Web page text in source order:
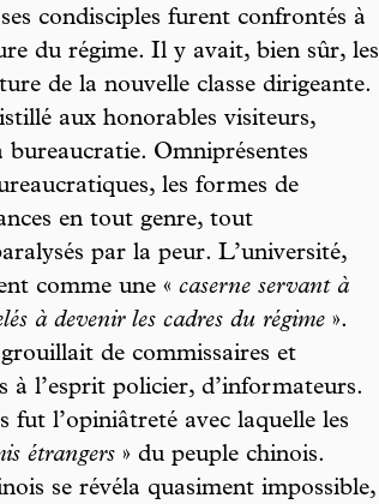
condisciples furent confrontés à
du régime. Il y avait, bien sûr, les
de la nouvelle classe dirigeante.
aux honorables visiteurs,
bureaucratie. Omniprésentes
les formes de
en tout genre, tout
par la peur. L’université,
comme une « caserne servant à
à devenir les cadres du régime ».
de commissaires et
à l’esprit policier, d’informateurs.
fut l’opiniâtreté avec laquelle les
étrangers » du peuple chinois.
se révéla quasiment impossible,